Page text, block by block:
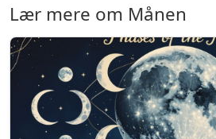
Lær mere om Månen